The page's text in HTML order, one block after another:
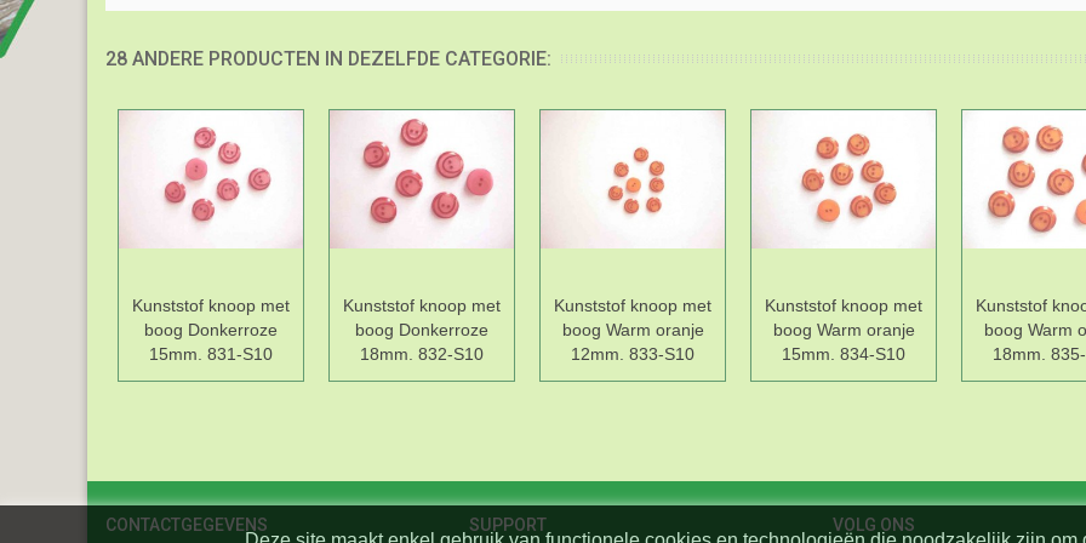
28 ANDERE PRODUCTEN IN DEZELFDE CATEGORIE:
Kunststof knoop met
boog Donkerroze
15mm. 831-S10
Kunststof knoop met
boog Donkerroze
18mm. 832-S10
Kunststof knoop met
boog Warm oranje
12mm. 833-S10
Kunststof knoop met
boog Warm oranje
15mm. 834-S10
Kunststof
boog Warm
18mm.
CONTACTGEGEVENS SUPPORT VOLG ONS